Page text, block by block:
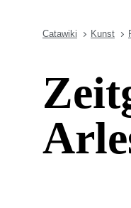
Catawiki Kunst